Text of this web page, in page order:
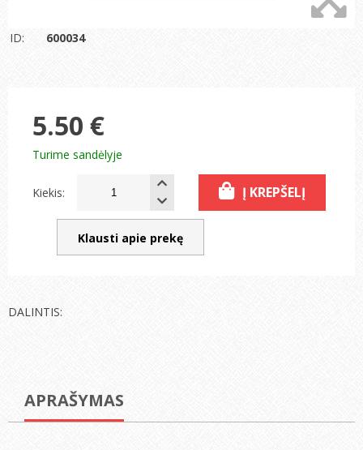
ID: 600034
5.50 €
Turime sandėlyje
Kiekis: Į KREPŠELĮ
Klausti apie prekę
DALINTIS:
APRAŠYMAS